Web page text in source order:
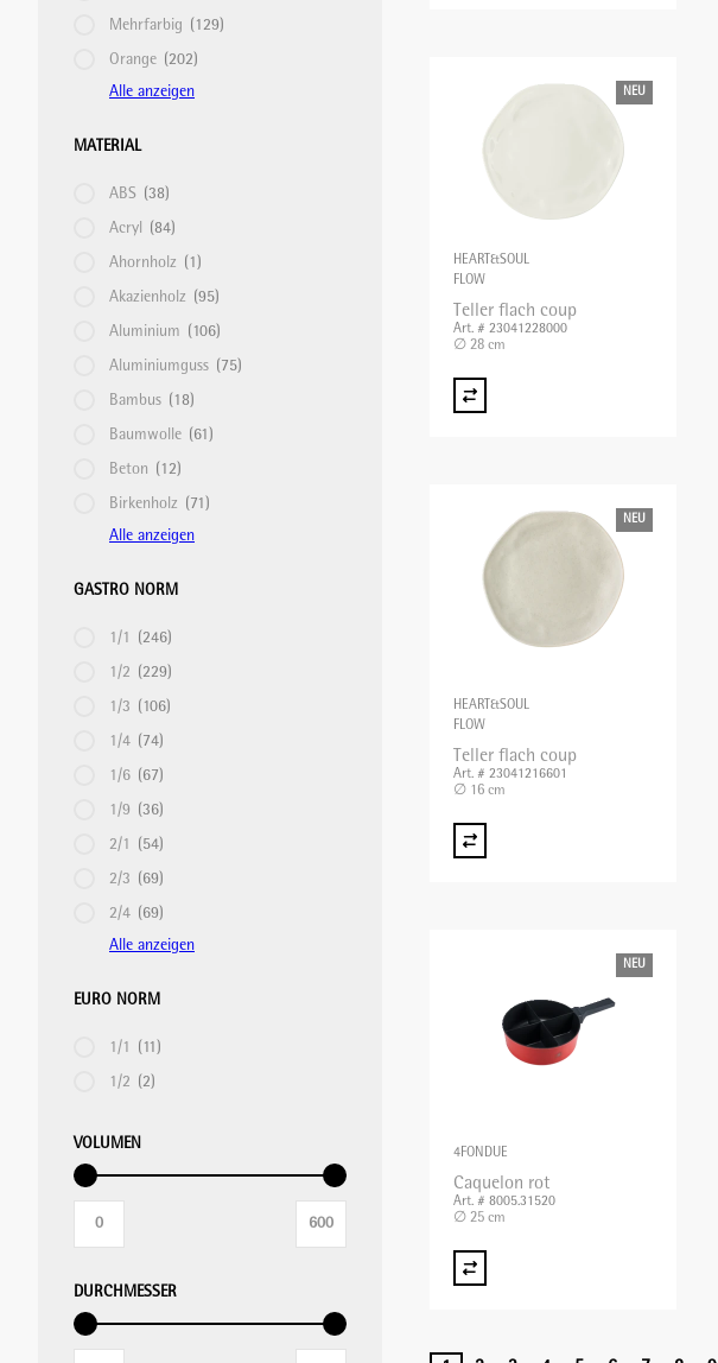
WAAGEN
Mehrfarbig (129)
Orange (202)
Alle anzeigen
MATERIAL
ABS (38)
Acryl (84)
Ahornholz (1)
Akazienholz (95)
Aluminium (106)
Aluminiumguss (75)
Bambus (18)
Baumwolle (61)
Beton (12)
Birkenholz (71)
Alle anzeigen
GASTRO NORM
1/1 (246)
1/2 (229)
1/3 (106)
1/4 (74)
1/6 (67)
1/9 (36)
2/1 (54)
2/3 (69)
2/4 (69)
Alle anzeigen
EURO NORM
1/1 (11)
1/2 (2)
VOLUMEN
DURCHMESSER
NEU
HEART&SOUL
FLOW
Teller flach coup
Art. # 23041228000
∅ 28 cm
NEU
HEART&SOUL
FLOW
Teller flach coup
Art. # 23041216601
∅ 16 cm
NEU
4FONDUE
Caquelon rot
Art. # 8005.31520
∅ 25 cm